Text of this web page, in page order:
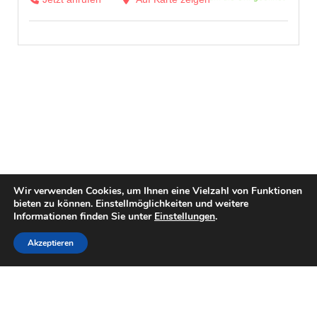
Wir verwenden Cookies, um Ihnen eine Vielzahl von Funktionen
bieten zu können. Einstellmöglichkeiten und weitere
Informationen finden Sie unter Einstellungen.
Akzeptieren